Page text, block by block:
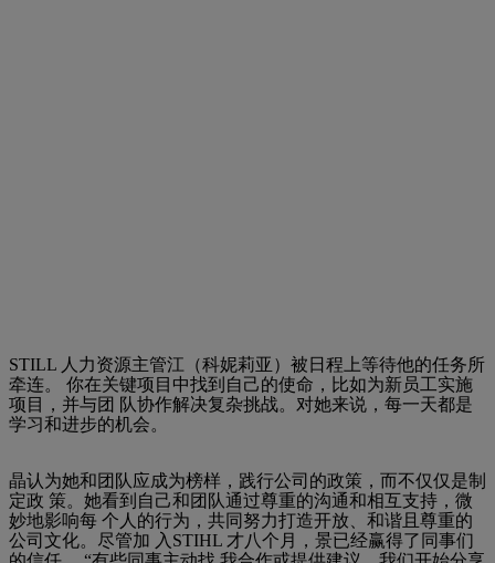
STILL 人力资源主管江（科妮莉亚）被日程上等待他的任务所
牵连。 你在关键项目中找到自己的使命，比如为新员工实施
项目，并与团 队协作解决复杂挑战。对她来说，每一天都是
学习和进步的机会。
晶认为她和团队应成为榜样，践行公司的政策，而不仅仅是制
定政 策。她看到自己和团队通过尊重的沟通和相互支持，微
妙地影响每 个人的行为，共同努力打造开放、和谐且尊重的
公司文化。尽管加 入STIHL 才八个月，景已经赢得了同事们